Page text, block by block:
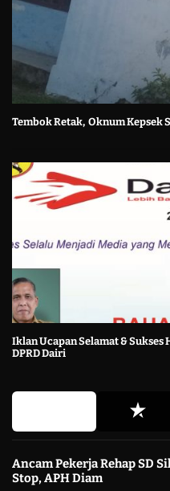
Tembok Retak, Oknum Kepsek
Iklan Ucapan Selamat & Sukses
DPRD Dairi
Ancam Pekerja Rehap SD
Stop, APH Diam